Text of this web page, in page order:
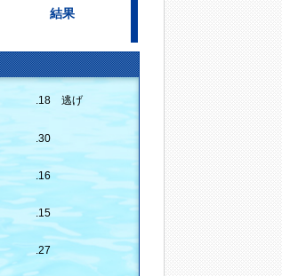
結果
.18 逃げ
.30
.16
.15
.27